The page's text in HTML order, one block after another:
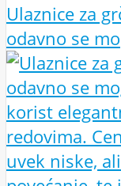
Ulaznice za
odavno se mo